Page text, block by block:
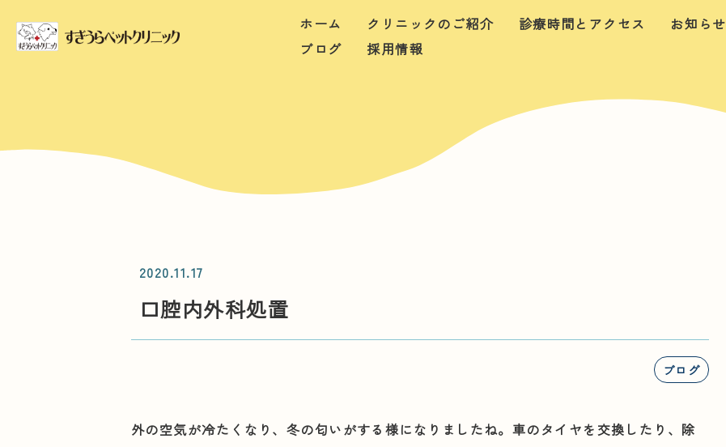
ホーム クリニックのご紹介 診療時間とアクセス お知らせ
ブログ
採用情報
2020.11.17
口腔内外科処置
ブログ
外の空気が冷たくなり、冬の匂いがする様になりましたね。車のタイヤを交換したり、除